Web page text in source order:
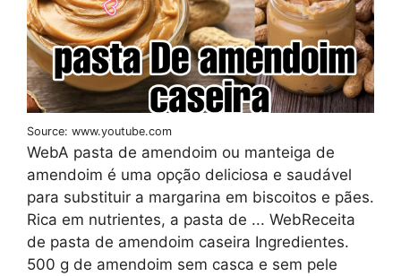
Source: www.youtube.com
WebA pasta de amendoim ou manteiga de
amendoim é uma opção deliciosa e saudável
para substituir a margarina em biscoitos e pães.
Rica em nutrientes, a pasta de ... WebReceita
de pasta de amendoim caseira Ingredientes.
500 g de amendoim sem casca e sem pele